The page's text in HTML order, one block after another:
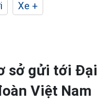
Xe +
sở gửi tới Đại
Việt Nam